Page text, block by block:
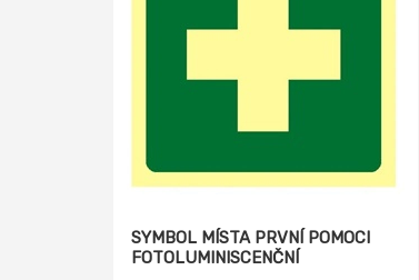
SYMBOL MÍSTA PRVNÍ POMOCI
FOTOLUMINISCENČNÍ